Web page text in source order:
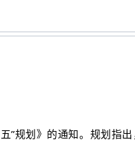
”规划》的通知。规划